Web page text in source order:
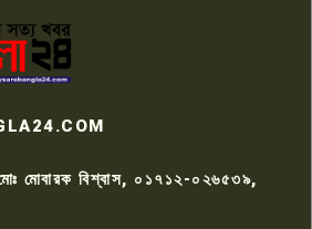
কেটে ঘরে ঢুকে স্কুল শিক্ষিকাকে হত্যা
টয়লেটের ট্যাংকি থেকে লাশ উদ্ধার
রাজশাহীতে সন্ত্রাসী হামলায় গুরুতর
মোবারক বিশ্বাস, ০১৭১২-০২৬৫৩৯,